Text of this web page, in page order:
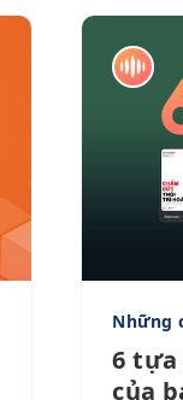
Những
6 tựa
của